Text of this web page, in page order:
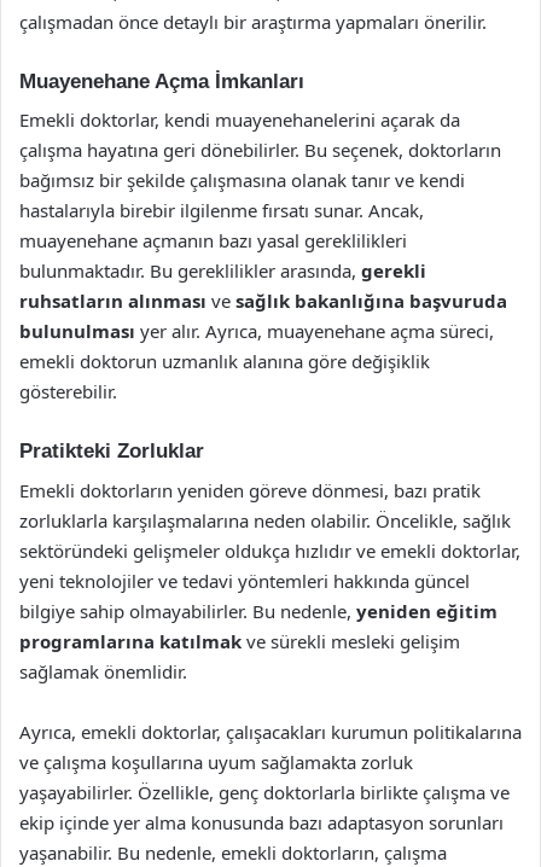
çalışmadan önce detaylı bir araştırma yapmaları önerilir.
Muayenehane Açma İmkanları
Emekli doktorlar, kendi muayenehanelerini açarak da
çalışma hayatına geri dönebilirler. Bu seçenek, doktorların
bağımsız bir şekilde çalışmasına olanak tanır ve kendi
hastalarıyla birebir ilgilenme fırsatı sunar. Ancak,
muayenehane açmanın bazı yasal gereklilikleri
bulunmaktadır. Bu gereklilikler arasında, gerekli
ruhsatların alınması ve sağlık bakanlığına başvuruda
bulunulması yer alır. Ayrıca, muayenehane açma süreci,
emekli doktorun uzmanlık alanına göre değişiklik
gösterebilir.
Pratikteki Zorluklar
Emekli doktorların yeniden göreve dönmesi, bazı pratik
zorluklarla karşılaşmalarına neden olabilir. Öncelikle, sağlık
sektöründeki gelişmeler oldukça hızlıdır ve emekli doktorlar,
yeni teknolojiler ve tedavi yöntemleri hakkında güncel
bilgiye sahip olmayabilirler. Bu nedenle, yeniden eğitim
programlarına katılmak ve sürekli mesleki gelişim
sağlamak önemlidir.
Ayrıca, emekli doktorlar, çalışacakları kurumun politikalarına
ve çalışma koşullarına uyum sağlamakta zorluk
yaşayabilirler. Özellikle, genç doktorlarla birlikte çalışma ve
ekip içinde yer alma konusunda bazı adaptasyon sorunları
yaşanabilir. Bu nedenle, emekli doktorların, çalışma